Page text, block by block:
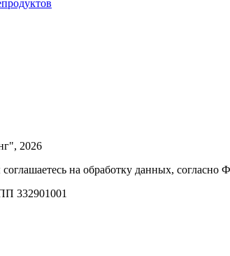
2026
на обработку данных, согласно
332901001